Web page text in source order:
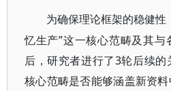
为确保理论框架的稳健性
忆生产”这一核心范畴及其
后，研究者进行了3轮后续
核心范畴是否能够涵盖新资